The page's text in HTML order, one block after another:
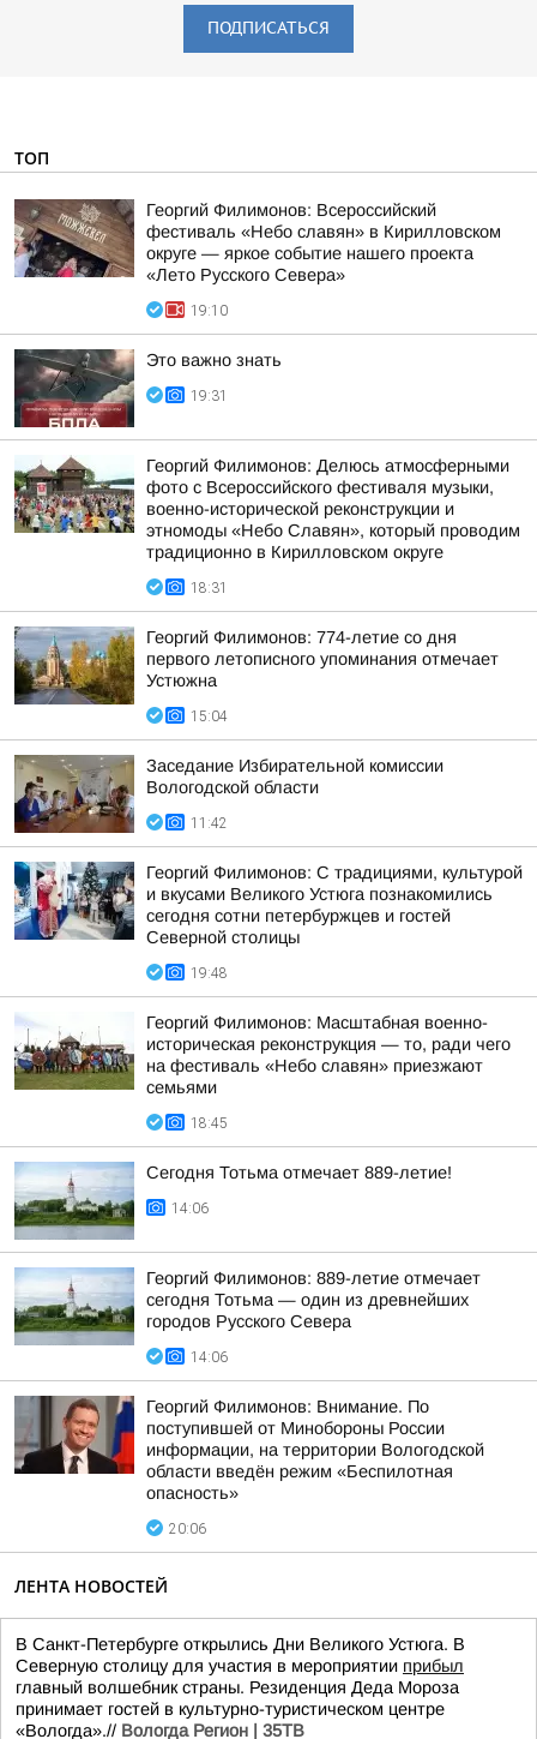
ПОДПИСАТЬСЯ
ТОП
Георгий Филимонов: Всероссийский
фестиваль «Небо славян» в Кирилловском
округе — яркое событие нашего проекта
«Лето Русского Севера»
19:10
Это важно знать
19:31
Георгий Филимонов: Делюсь атмосферными
фото с Всероссийского фестиваля музыки,
военно-исторической реконструкции и
этномоды «Небо Славян», который проводим
традиционно в Кирилловском округе
18:31
Георгий Филимонов: 774-летие со дня
первого летописного упоминания отмечает
Устюжна
15:04
Заседание Избирательной комиссии
Вологодской области
11:42
Георгий Филимонов: С традициями, культурой
и вкусами Великого Устюга познакомились
сегодня сотни петербуржцев и гостей
Северной столицы
19:48
Георгий Филимонов: Масштабная военно-
историческая реконструкция — то, ради чего
на фестиваль «Небо славян» приезжают
семьями
18:45
Сегодня Тотьма отмечает 889-летие!
14:06
Георгий Филимонов: 889-летие отмечает
сегодня Тотьма — один из древнейших
городов Русского Севера
14:06
Георгий Филимонов: Внимание. По
поступившей от Минобороны России
информации, на территории Вологодской
области введён режим «Беспилотная
опасность»
20:06
ЛЕНТА НОВОСТЕЙ
В Санкт-Петербурге открылись Дни Великого Устюга. В
Северную столицу для участия в мероприятии прибыл
главный волшебник страны. Резиденция Деда Мороза
принимает гостей в культурно-туристическом центре
«Вологда».// Вологда Регион | 35ТВ